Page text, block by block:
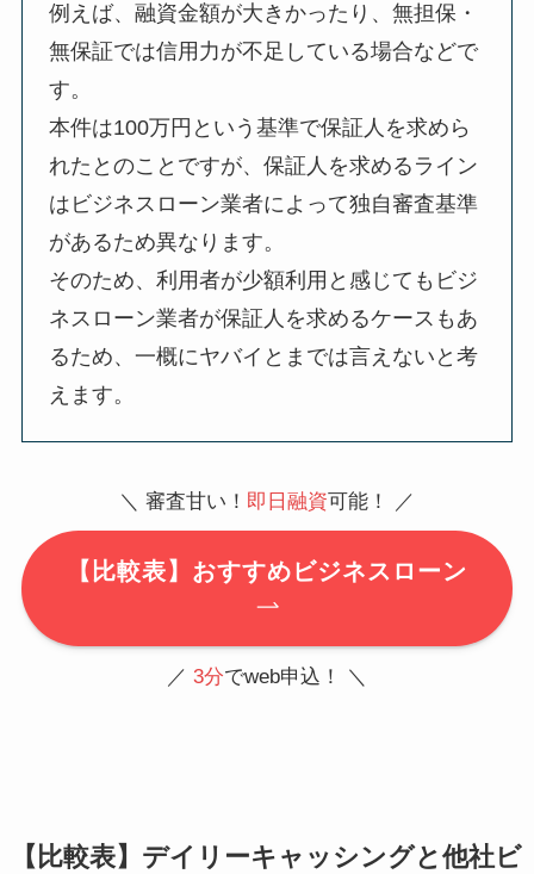
例えば、融資金額が大きかったり、無担保・
無保証では信用力が不足している場合などで
す。
本件は100万円という基準で保証人を求めら
れたとのことですが、保証人を求めるライン
はビジネスローン業者によって独自審査基準
があるため異なります。
そのため、利用者が少額利用と感じてもビジ
ネスローン業者が保証人を求めるケースもあ
るため、一概にヤバイとまでは言えないと考
えます。
＼ 審査甘い！ 即日融資可能！ ／
【比較表】おすすめビジネスローン
／ 3分でweb申込！ ＼
【比較表】デイリーキャッシングと他社ビ